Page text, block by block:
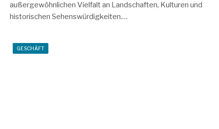
außergewöhnlichen Vielfalt an Landschaften, Kulturen und
historischen Sehenswürdigkeiten.…
GESCHÄFT